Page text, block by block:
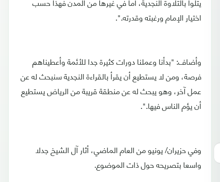
اختيار الإمام ورغبته وقدرته.".
وأضاف: "بدأنا وعملنا دورات كثيرة جدا للأئمة وأعطيناهم
فرصة، ومن لا يستطيع أن يقرأ بالقراءة النجدية سنبحث له عن
عمل آخر، وهو يبحث له عن منطقة قريبة من الرياض يستطيع
أن يؤم الناس فيها.".
وفي حزيران/ يونيو من العام الماضي، أثار آل الشيخ جدلا
واسعا بتصريحه حول ذات الموضوع.